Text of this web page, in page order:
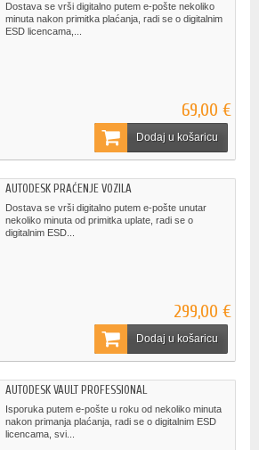
Dostava se vrši digitalno putem e-pošte nekoliko
minuta nakon primitka plaćanja, radi se o digitalnim
ESD licencama,...
69,00 €
Dodaj u košaricu
AUTODESK PRAĆENJE VOZILA
Dostava se vrši digitalno putem e-pošte unutar
nekoliko minuta od primitka uplate, radi se o
digitalnim ESD...
299,00 €
Dodaj u košaricu
AUTODESK VAULT PROFESSIONAL
Isporuka putem e-pošte u roku od nekoliko minuta
nakon primanja plaćanja, radi se o digitalnim ESD
licencama, svi...